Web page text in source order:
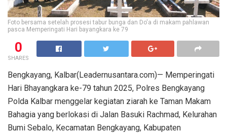
Foto bersama setelah prosesi tabur bunga dan Do'a di makam pahlawan
pasca Memperingati Hari bayangkara ke 79
0
SHARES
Bengkayang, Kalbar(Leadernusantara.com)— Memperingati
Hari Bhayangkara ke-79 tahun 2025, Polres Bengkayang
Polda Kalbar menggelar kegiatan ziarah ke Taman Makam
Bahagia yang berlokasi di Jalan Basuki Rachmad, Kelurahan
Bumi Sebalo, Kecamatan Bengkayang, Kabupaten